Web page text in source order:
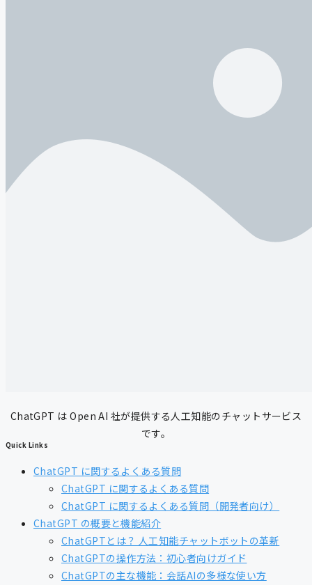
ChatGPT は Open AI 社が提供する人工知能のチャットサービス
です。
Quick Links
ChatGPT に関するよくある質問
ChatGPT に関するよくある質問
ChatGPT に関するよくある質問（開発者向け）
ChatGPT の概要と機能紹介
ChatGPTとは？ 人工知能チャットボットの革新
ChatGPTの操作方法：初心者向けガイド
ChatGPTの主な機能：会話AIの多様な使い方